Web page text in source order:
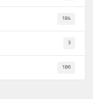
184
3
186